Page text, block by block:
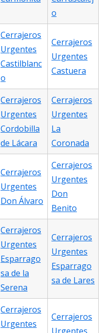
o
Cerrajeros
Urgentes
Castilblanc
o
Cerrajeros
Urgentes
Castuera
Cerrajeros
Urgentes
Cordobilla
de Lácara
Cerrajeros
Urgentes
La
Coronada
Cerrajeros
Urgentes
Don Álvaro
Cerrajeros
Urgentes
Don
Benito
Cerrajeros
Urgentes
Esparrago
sa de la
Serena
Cerrajeros
Urgentes
Esparrago
sa de Lares
Cerrajeros
Urgentes
Cerrajeros